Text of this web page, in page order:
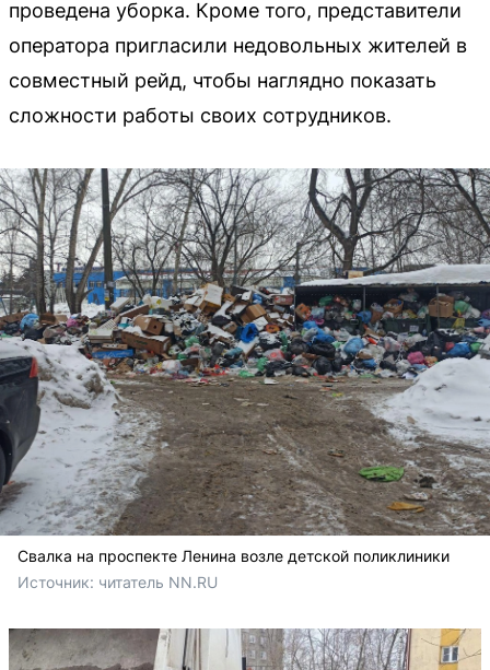
проведена уборка. Кроме того, представители
оператора пригласили недовольных жителей в
совместный рейд, чтобы наглядно показать
сложности работы своих сотрудников.
Свалка на проспекте Ленина возле детской поликлиники
Источник: читатель NN.RU